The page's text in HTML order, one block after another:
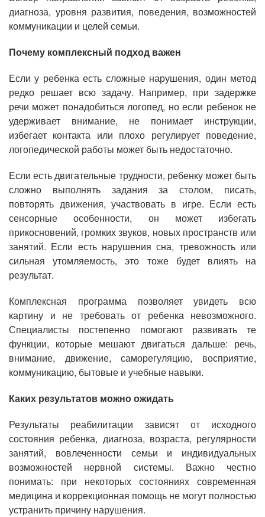
диагноза, уровня развития, поведения, возможностей
коммуникации и целей семьи.
Почему комплексный подход важен
Если у ребенка есть сложные нарушения, один метод
редко решает всю задачу. Например, при задержке
речи может понадобиться логопед, но если ребенок не
удерживает внимание, не понимает инструкции,
избегает контакта или плохо регулирует поведение,
логопедической работы может быть недостаточно.
Если есть двигательные трудности, ребенку может быть
сложно выполнять задания за столом, писать,
повторять движения, участвовать в игре. Если есть
сенсорные особенности, он может избегать
прикосновений, громких звуков, новых пространств или
занятий. Если есть нарушения сна, тревожность или
сильная утомляемость, это тоже будет влиять на
результат.
Комплексная программа позволяет увидеть всю
картину и не требовать от ребенка невозможного.
Специалисты постепенно помогают развивать те
функции, которые мешают двигаться дальше: речь,
внимание, движение, саморегуляцию, восприятие,
коммуникацию, бытовые и учебные навыки.
Каких результатов можно ожидать
Результаты реабилитации зависят от исходного
состояния ребенка, диагноза, возраста, регулярности
занятий, вовлеченности семьи и индивидуальных
возможностей нервной системы. Важно честно
понимать: при некоторых состояниях современная
медицина и коррекционная помощь не могут полностью
устранить причину нарушения.